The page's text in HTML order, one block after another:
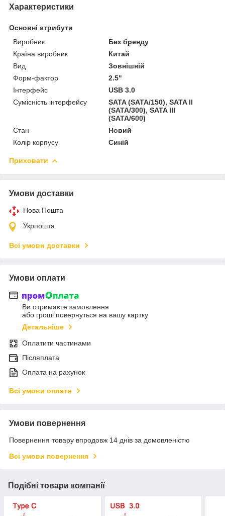
Характеристики
Основні атрибути
Виробник
Без бренду
Країна виробник
Китай
Вид
Зовнішній
Форм-фактор
2.5"
Інтерфейс
USB 3.0
Сумісність інтерфейсу
SATA (SATA/150), SATA II
(SATA/300), SATA III
(SATA/600)
Стан
Новий
Колір корпусу
Синій
Приховати
Умови доставки
Нова Пошта
Укрпошта
Всі умови доставки
Умови оплати
Ви отримаєте замовлення
або гроші повернуться на вашу картку
Детальніше
Оплатити частинами
Післяплата
Оплата на рахунок
Всі умови оплати
Умови повернення
Повернення товару впродовж 14 днів за домовленістю
Всі умови повернення
Подібні товари компанії